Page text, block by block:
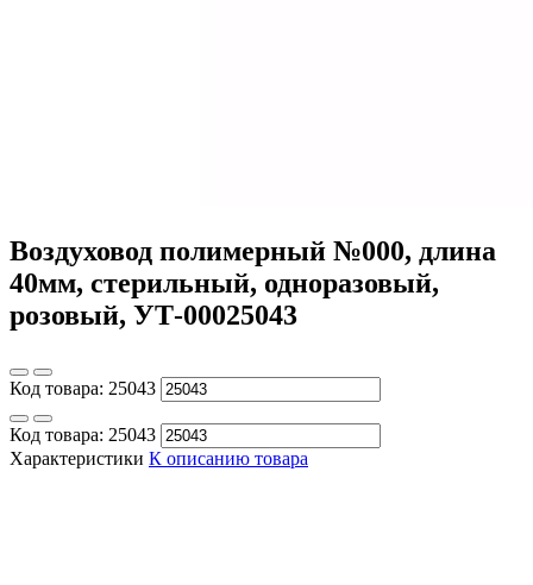
Воздуховод полимерный №000, длина
40мм, стерильный, одноразовый,
розовый, УТ-00025043
Код товара: 25043
Код товара: 25043
Характеристики К описанию товара